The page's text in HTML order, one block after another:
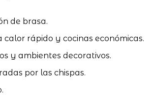
de brasa.
rápido y cocinas económicas.
y ambientes decorativos.
por las chispas.